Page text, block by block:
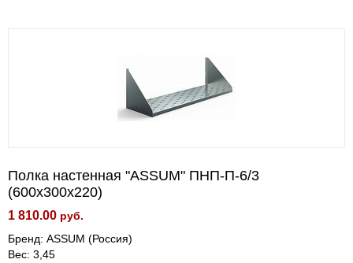
Полка настенная "ASSUM" ПНП-П-6/3
(600х300х220)
1 810.00 руб.
Бренд: ASSUM (Россия)
Вес: 3,45